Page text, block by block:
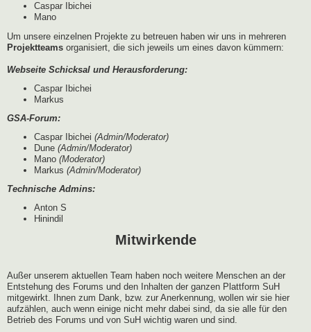
Caspar Ibichei
Mano
Um unsere einzelnen Projekte zu betreuen haben wir uns in mehreren
Projektteams organisiert, die sich jeweils um eines davon kümmern:
Webseite Schicksal und Herausforderung:
Caspar Ibichei
Markus
GSA-Forum:
Caspar Ibichei (Admin/Moderator)
Dune (Admin/Moderator)
Mano (Moderator)
Markus (Admin/Moderator)
Technische Admins:
Anton S
Hinindil
Mitwirkende
Außer unserem aktuellen Team haben noch weitere Menschen an der
Entstehung des Forums und den Inhalten der ganzen Plattform SuH
mitgewirkt. Ihnen zum Dank, bzw. zur Anerkennung, wollen wir sie hier
aufzählen, auch wenn einige nicht mehr dabei sind, da sie alle für den
Betrieb des Forums und von SuH wichtig waren und sind.